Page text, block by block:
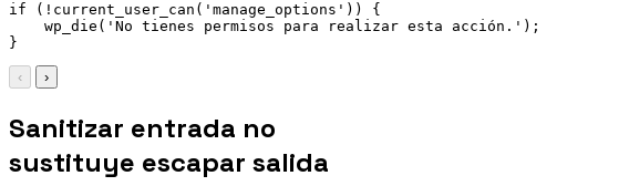
if (!current_user_can('manage_options')) {
    wp_die('No tienes permisos para realizar esta acción.');
}
‹ ›
Sanitizar entrada no
sustituye escapar salida